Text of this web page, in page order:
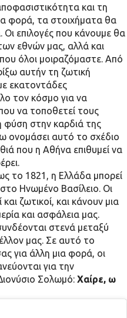
και τη
φορά, τα στοιχήματα θα
επιλογές που κάνουμε θα
εθνών μας, αλλά και
όλοι μοιραζόμαστε. Από
αυτήν τη ζωτική
εκατοντάδες
τον κόσμο για να
να τοποθετεί τους
φύση στην καρδιά της
ονομάσει αυτό το σχέδιο
που η Αθήνα επιθυμεί να
το 1821, η Ελλάδα μπορεί
Ηνωμένο Βασίλειο. Οι
ζωτικοί, και κάνουν μια
και ασφάλεια μας.
στενά μεταξύ
μας. Σε αυτό το
για άλλη μια φορά, οι
για την
Σολωμό: Χαίρε, ω